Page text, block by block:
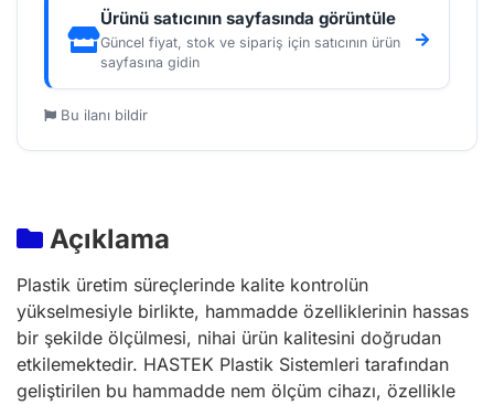
Ürünü satıcının sayfasında görüntüle
Güncel fiyat, stok ve sipariş için satıcının ürün
sayfasına gidin
Bu ilanı bildir
Açıklama
Plastik üretim süreçlerinde kalite kontrolün
yükselmesiyle birlikte, hammadde özelliklerinin hassas
bir şekilde ölçülmesi, nihai ürün kalitesini doğrudan
etkilemektedir. HASTEK Plastik Sistemleri tarafından
geliştirilen bu hammadde nem ölçüm cihazı, özellikle